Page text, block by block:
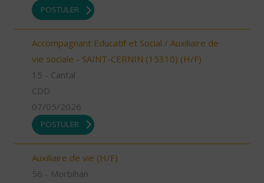
POSTULER
Accompagnant Educatif et Social / Auxiliaire de
vie sociale - SAINT-CERNIN (15310) (H/F)
15 - Cantal
CDD
07/05/2026
POSTULER
Auxiliaire de vie (H/F)
56 - Morbihan